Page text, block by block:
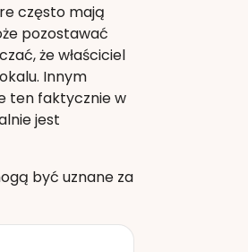
często mają
pozostawać
że właściciel
Innym
ten faktycznie w
jest
być uznane za